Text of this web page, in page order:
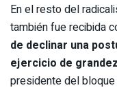
En el resto del
también fue recibida
de declinar una
ejercicio de
presidente del